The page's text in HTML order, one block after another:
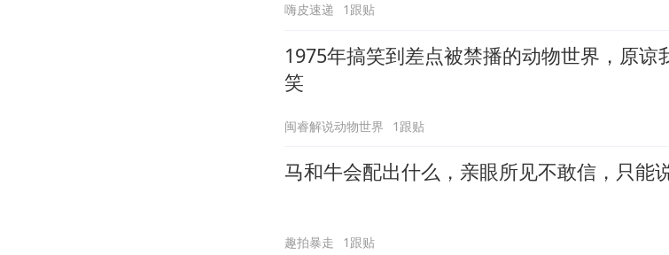
嗨皮速递 1跟贴
1975年搞笑到差点被禁播的动物世界，原谅
笑
闽睿解说动物世界 1跟贴
马和牛会配出什么，亲眼所见不敢信，只能
趣拍暴走 1跟贴